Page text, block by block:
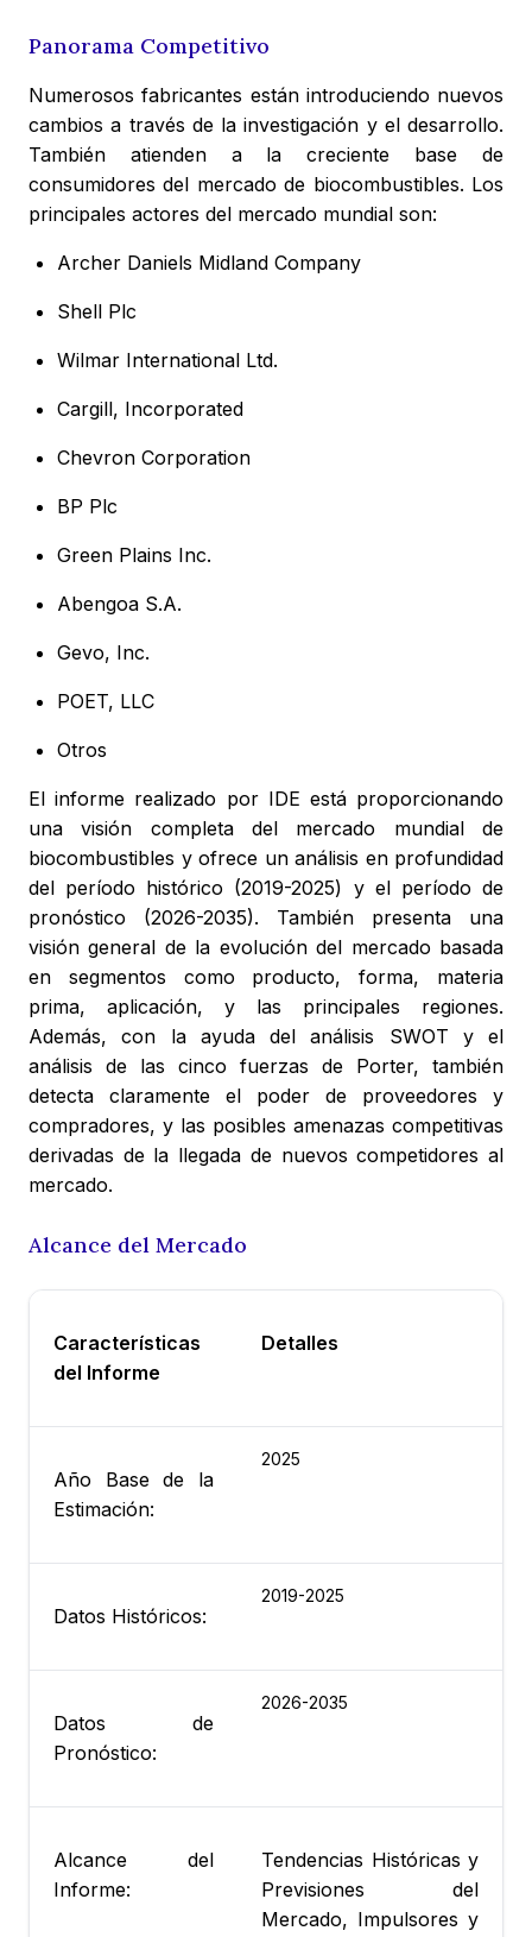
Panorama Competitivo
Numerosos fabricantes están introduciendo nuevos
cambios a través de la investigación y el desarrollo.
También atienden a la creciente base de
consumidores del mercado de biocombustibles. Los
principales actores del mercado mundial son:
Archer Daniels Midland Company
Shell Plc
Wilmar International Ltd.
Cargill, Incorporated
Chevron Corporation
BP Plc
Green Plains Inc.
Abengoa S.A.
Gevo, Inc.
POET, LLC
Otros
El informe realizado por IDE está proporcionando
una visión completa del mercado mundial de
biocombustibles y ofrece un análisis en profundidad
del período histórico (2019-2025) y el período de
pronóstico (2026-2035). También presenta una
visión general de la evolución del mercado basada
en segmentos como producto, forma, materia
prima, aplicación, y las principales regiones.
Además, con la ayuda del análisis SWOT y el
análisis de las cinco fuerzas de Porter, también
detecta claramente el poder de proveedores y
compradores, y las posibles amenazas competitivas
derivadas de la llegada de nuevos competidores al
mercado.
Alcance del Mercado
Características
del Informe
Detalles
Año Base de la
Estimación:
2025
Datos Históricos:
2019-2025
Datos de
Pronóstico:
2026-2035
Alcance del
Informe:
Tendencias Históricas y
Previsiones del
Mercado, Impulsores y